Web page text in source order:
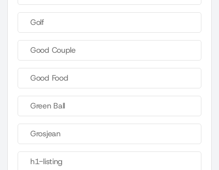
Golf
Good Couple
Good Food
Green Ball
Grosjean
h1-listing